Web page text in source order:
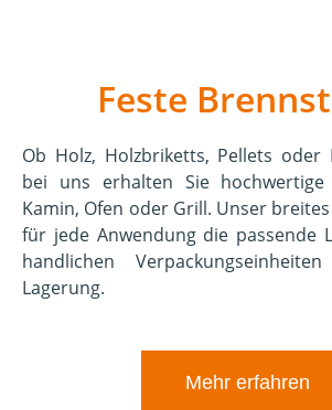
Feste
Ob Holz, Holzbriketts, Pellets oder
bei uns erhalten Sie
Kamin, Ofen oder Grill. Unser
für jede Anwendung die passende
handlichen
Lagerung.
Mehr erfahren